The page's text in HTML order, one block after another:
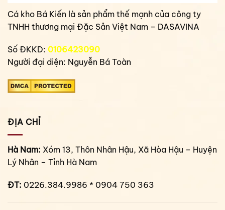
Cá kho Bá Kiến là sản phẩm thế mạnh của công ty
TNHH thương mại Đặc Sản Việt Nam – DASAVINA
Số ĐKKD: 0106423090
Người đại diện: Nguyễn Bá Toàn
ĐỊA CHỈ
Hà Nam: Xóm 13, Thôn Nhân Hậu, Xã Hòa Hậu – Huyện
Lý Nhân – Tỉnh Hà Nam
ĐT: 0226.384.9986 * 0904 750 363